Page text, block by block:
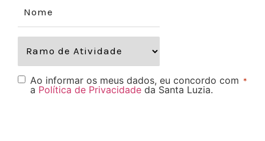
Ao informar os meus dados, eu concordo com
a Política de Privacidade da Santa Luzia.
*